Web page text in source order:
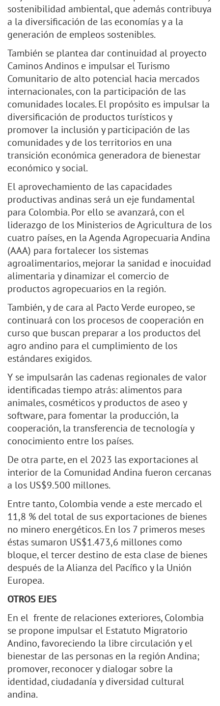
sostenibilidad ambiental, que además contribuya
a la diversificación de las economías y a la
generación de empleos sostenibles.
También se plantea dar continuidad al proyecto
Caminos Andinos e impulsar el Turismo
Comunitario de alto potencial hacia mercados
internacionales, con la participación de las
comunidades locales. El propósito es impulsar la
diversificación de productos turísticos y
promover la inclusión y participación de las
comunidades y de los territorios en una
transición económica generadora de bienestar
económico y social.
El aprovechamiento de las capacidades
productivas andinas será un eje fundamental
para Colombia. Por ello se avanzará, con el
liderazgo de los Ministerios de Agricultura de los
cuatro países, en la Agenda Agropecuaria Andina
(AAA) para fortalecer los sistemas
agroalimentarios, mejorar la sanidad e inocuidad
alimentaria y dinamizar el comercio de
productos agropecuarios en la región.
También, y de cara al Pacto Verde europeo, se
continuará con los procesos de cooperación en
curso que buscan preparar a los productos del
agro andino para el cumplimiento de los
estándares exigidos.
Y se impulsarán las cadenas regionales de valor
identificadas tiempo atrás: alimentos para
animales, cosméticos y productos de aseo y
software, para fomentar la producción, la
cooperación, la transferencia de tecnología y
conocimiento entre los países.
De otra parte, en el 2023 las exportaciones al
interior de la Comunidad Andina fueron cercanas
a los US$9.500 millones.
Entre tanto, Colombia vende a este mercado el
11,8 % del total de sus exportaciones de bienes
no minero energéticos. En los 7 primeros meses
éstas sumaron US$1.473,6 millones como
bloque, el tercer destino de esta clase de bienes
después de la Alianza del Pacífico y la Unión
Europea.
OTROS EJES
En el frente de relaciones exteriores, Colombia
se propone impulsar el Estatuto Migratorio
Andino, favoreciendo la libre circulación y el
bienestar de las personas en la región Andina;
promover, reconocer y dialogar sobre la
identidad, ciudadanía y diversidad cultural
andina.